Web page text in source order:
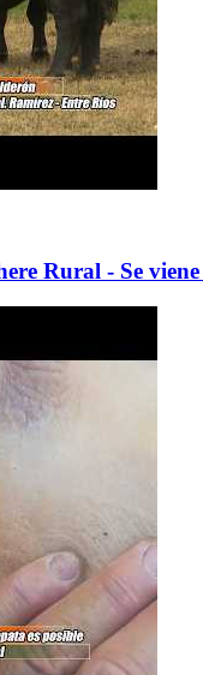
Rural - Se